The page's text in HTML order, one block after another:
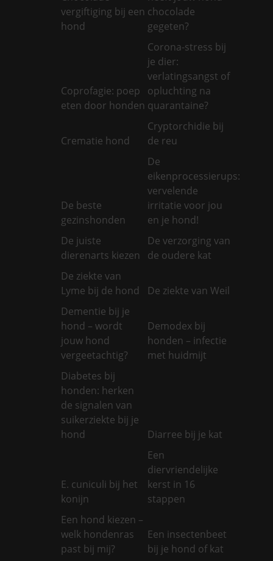
vergiftiging bij een
hond
chocolade
gegeten?
Coprofagie: poep
eten door honden
Corona-stress bij
je dier:
verlatingsangst of
opluchting na
quarantaine?
Crematie hond
Cryptorchidie bij
de reu
De beste
gezinshonden
De
eikenprocessierups:
vervelende
irritatie voor jou
en je hond!
De juiste
dierenarts kiezen
De verzorging van
de oudere kat
De ziekte van
Lyme bij de hond
De ziekte van Weil
Dementie bij je
hond – wordt
jouw hond
vergeetachtig?
Demodex bij
honden – infectie
met huidmijt
Diabetes bij
honden: herken
de signalen van
suikerziekte bij je
hond
Diarree bij je kat
E. cuniculi bij het
konijn
Een
diervriendelijke
kerst in 16
stappen
Een hond kiezen –
welk hondenras
past bij mij?
Een insectenbeet
bij je hond of kat